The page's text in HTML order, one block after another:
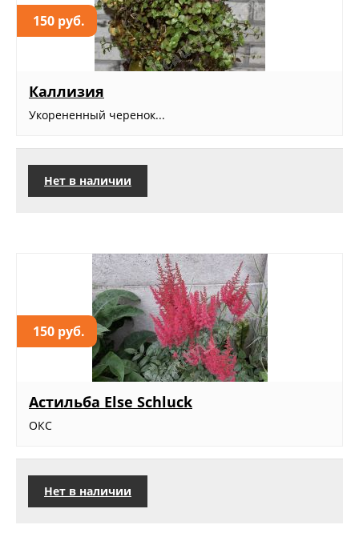
150 руб.
Каллизия
Укорененный черенок...
Нет в наличии
150 руб.
Астильба Else Schluck
ОКС
Нет в наличии